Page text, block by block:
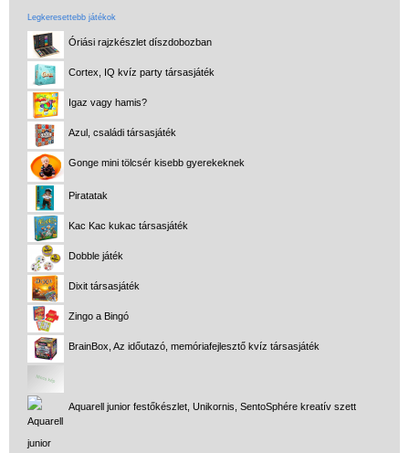
Legkeresettebb játékok
Óriási rajzkészlet díszdobozban
Cortex, IQ kvíz party társasjáték
Igaz vagy hamis?
Azul, családi társasjáték
Gonge mini tölcsér kisebb gyerekeknek
Piratatak
Kac Kac kukac társasjáték
Dobble játék
Dixit társasjáték
Zingo a Bingó
BrainBox, Az időutazó, memóriafejlesztő kvíz társasjáték
Aquarell junior festőkészlet, Unikornis, SentoSphére kreatív szett